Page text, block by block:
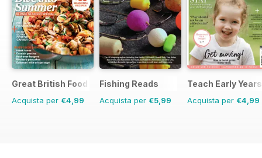
Great British Food
Acquista per €4,99
Fishing Reads
Acquista per €5,99
Teach Early Years
Acquista per €4,99